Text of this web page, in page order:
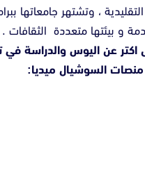
، وتشتهر جامعاتها
و بيئتها متعددة الثقافات .
اكتر عن اليوس والدراسة في
منصات السوشيال ميديا: